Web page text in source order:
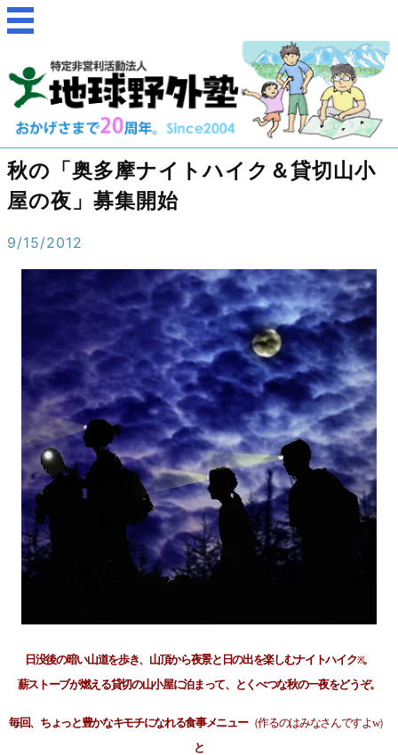
秋の「奥多摩ナイトハイク＆貸切山小
屋の夜」募集開始
9/15/2012
日没後の暗い山道を歩き、山頂から夜景と日の出を楽しむナイトハイク※。
薪ストーブが燃える貸切の山小屋に泊まって、とくべつな秋の一夜をどうぞ。
毎回、ちょっと豊かなキモチになれる食事メニュー（作るのはみなさんですよw）
と